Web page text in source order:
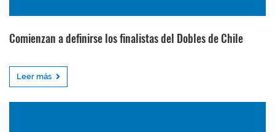
Comienzan a definirse los finalistas del Dobles de Chile
Leer más